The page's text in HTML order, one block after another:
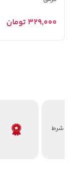
185,000 تومان
329,000 تومان